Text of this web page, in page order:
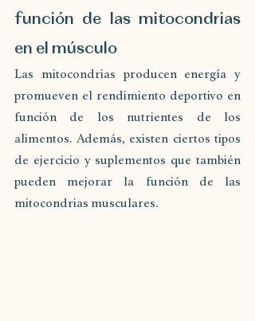
función de las mitocondrias
en el músculo
Las mitocondrias producen energía y
promueven el rendimiento deportivo en
función de los nutrientes de los
alimentos. Además, existen ciertos tipos
de ejercicio y suplementos que también
pueden mejorar la función de las
mitocondrias musculares.